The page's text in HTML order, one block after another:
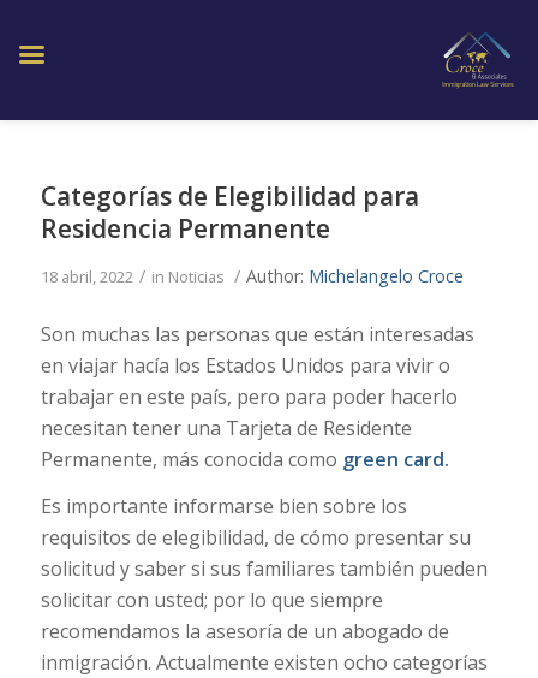
Categorías de Elegibilidad para
Residencia Permanente
18 abril, 2022 / in Noticias / Author: Michelangelo Croce
Son muchas las personas que están interesadas
en viajar hacía los Estados Unidos para vivir o
trabajar en este país, pero para poder hacerlo
necesitan tener una Tarjeta de Residente
Permanente, más conocida como green card.
Es importante informarse bien sobre los
requisitos de elegibilidad, de cómo presentar su
solicitud y saber si sus familiares también pueden
solicitar con usted; por lo que siempre
recomendamos la asesoría de un abogado de
inmigración. Actualmente existen ocho categorías